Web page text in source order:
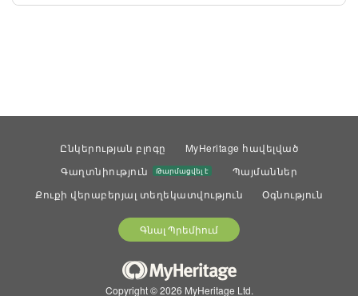
Ընկերության բլոգը
MyHeritage հավելված
Գաղտնիություն
Թարմացվել է
Պայմաններ
Քուքի վերաբերյալ տեղեկատվություն
Օգնություն
Գնալ Պրեմիում
Copyright © 2026 MyHeritage Ltd.